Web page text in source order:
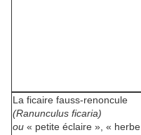
La ficaire fauss-renoncule
(Ranunculus ficaria)
ou « petite éclaire », « herbe